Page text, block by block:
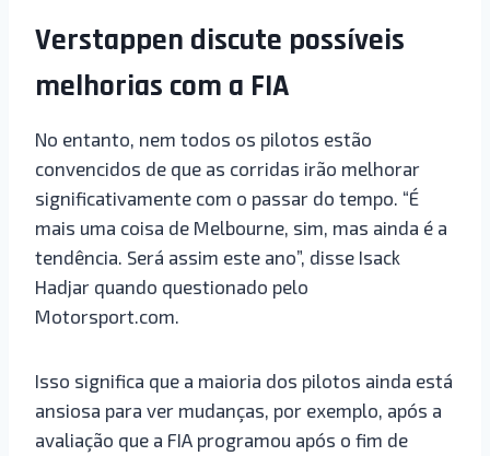
Verstappen discute possíveis
melhorias com a FIA
No entanto, nem todos os pilotos estão
convencidos de que as corridas irão melhorar
significativamente com o passar do tempo. “É
mais uma coisa de Melbourne, sim, mas ainda é a
tendência. Será assim este ano”, disse Isack
Hadjar quando questionado pelo
Motorsport.com.
Isso significa que a maioria dos pilotos ainda está
ansiosa para ver mudanças, por exemplo, após a
avaliação que a FIA programou após o fim de